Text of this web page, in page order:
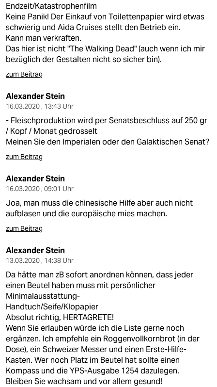
Endzeit/Katastrophenfilm
Keine Panik! Der Einkauf von Toilettenpapier wird etwas
schwierig und Aida Cruises stellt den Betrieb ein.
Kann man verkraften.
Das hier ist nicht "The Walking Dead" (auch wenn ich mir
bezüglich der Gestalten nicht so sicher bin).
zum Beitrag
Alexander Stein
16.03.2020 , 13:43 Uhr
- Fleischproduktion wird per Senatsbeschluss auf 250 gr
/ Kopf / Monat gedrosselt
Meinen Sie den Imperialen oder den Galaktischen Senat?
zum Beitrag
Alexander Stein
16.03.2020 , 09:01 Uhr
Joa, man muss die chinesische Hilfe aber auch nicht
aufblasen und die europäische mies machen.
zum Beitrag
Alexander Stein
13.03.2020 , 14:38 Uhr
Da hätte man zB sofort anordnen können, dass jeder
einen Beutel haben muss mit persönlicher
Minimalausstattung-
Handtuch/Seife/Klopapier
Absolut richtig, HERTAGRETE!
Wenn Sie erlauben würde ich die Liste gerne noch
ergänzen. Ich empfehle ein Roggenvollkornbrot (in der
Dose), ein Schweizer Messer und einen Erste-Hilfe-
Kasten. Wer noch Platz im Beutel hat sollte einen
Kompass und die YPS-Ausgabe 1254 dazulegen.
Bleiben Sie wachsam und vor allem gesund!